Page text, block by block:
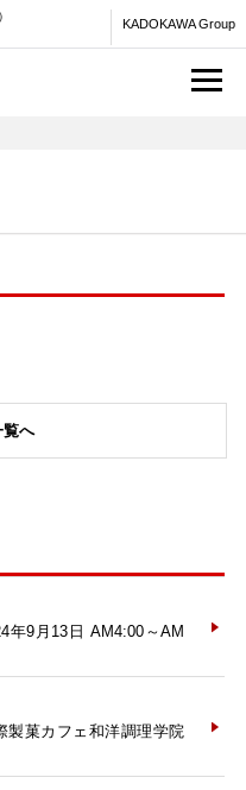
KADOKAWA Group
覧へ
年9月13日 AM4:00～AM
製菓カフェ和洋調理学院